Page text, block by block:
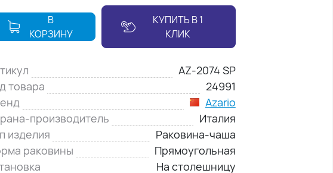
В
КОРЗИНУ
КУПИТЬ В 1
КЛИК
AZ-2074 SP
товара
24991
Azario
производитель
Италия
изделия
Раковина-чаша
раковины
Прямоугольная
На столешницу